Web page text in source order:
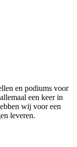
en podiums voor
een keer in
wij voor een
leveren.